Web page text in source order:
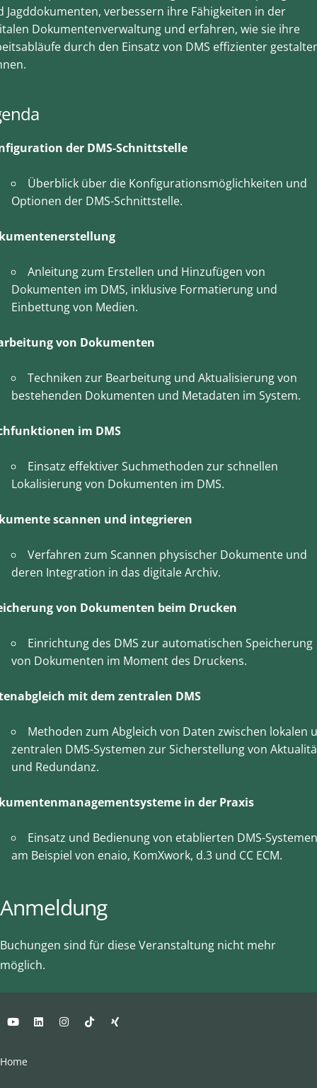
Jagddokumenten, verbessern ihre Fähigkeiten in der
Dokumentenverwaltung und erfahren, wie sie ihre
durch den Einsatz von DMS effizienter
der DMS-Schnittstelle
Überblick über die Konfigurationsmöglichkeiten und
Optionen der DMS-Schnittstelle.
Anleitung zum Erstellen und Hinzufügen von
Dokumenten im DMS, inklusive Formatierung und
Einbettung von Medien.
von Dokumenten
Techniken zur Bearbeitung und Aktualisierung von
bestehenden Dokumenten und Metadaten im System.
im DMS
Einsatz effektiver Suchmethoden zur schnellen
Lokalisierung von Dokumenten im DMS.
scannen und integrieren
Verfahren zum Scannen physischer Dokumente und
deren Integration in das digitale Archiv.
von Dokumenten beim Drucken
Einrichtung des DMS zur automatischen Speicherung
von Dokumenten im Moment des Druckens.
mit dem zentralen DMS
Methoden zum Abgleich von Daten zwischen lokalen
zentralen DMS-Systemen zur Sicherstellung von
und Redundanz.
in der Praxis
Einsatz und Bedienung von etablierten DMS-Systemen
am Beispiel von enaio, KomXwork, d.3 und CC ECM.
Anmeldung
Buchungen sind für diese Veranstaltung nicht mehr
möglich.
Home